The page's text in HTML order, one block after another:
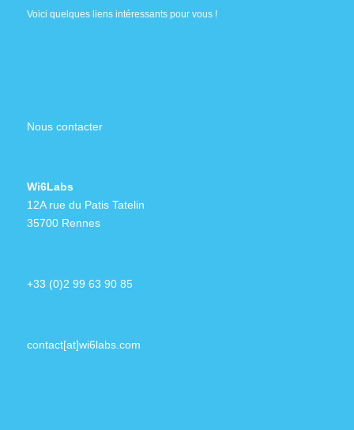
Voici quelques liens intéressants pour vous !
Nous contacter
Wi6Labs
12A rue du Patis Tatelin
35700 Rennes
+33 (0)2 99 63 90 85
contact[at]wi6labs.com